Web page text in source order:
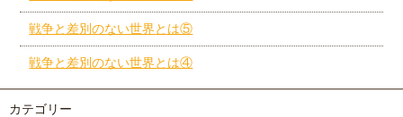
戦争と差別のない世界とは⑤
戦争と差別のない世界とは④
カテゴリー